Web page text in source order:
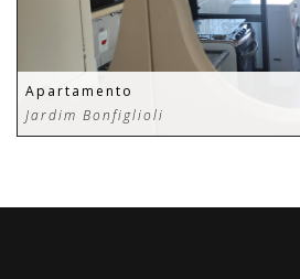
Apartamento
Jardim Bonfiglioli